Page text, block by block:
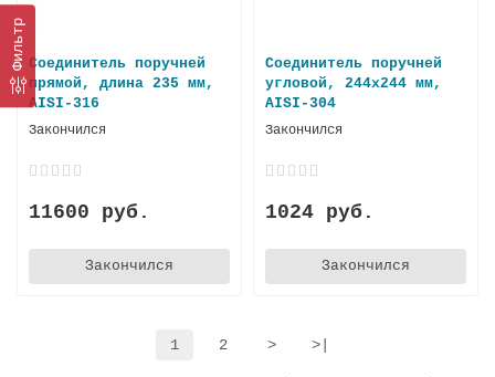
Фильтр Соединитель поручней
прямой, длина 235 мм,
AISI-316
Закончился
11600 руб.
Закончился
Соединитель поручней
угловой, 244x244 мм,
AISI-304
Закончился
1024 руб.
Закончился
1 2 > >|